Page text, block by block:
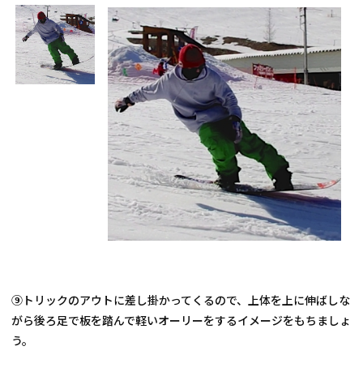
⑨トリックのアウトに差し掛かってくるので、上体を上に伸ばしな
がら後ろ足で板を踏んで軽いオーリーをするイメージをもちましょ
う。